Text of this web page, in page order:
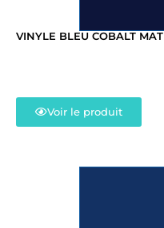
VINYLE BLEU COBALT MAT
Voir le produit